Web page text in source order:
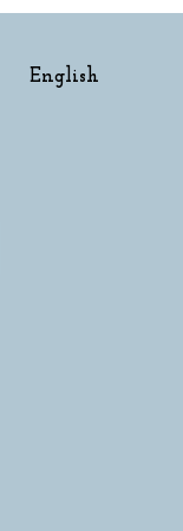
English